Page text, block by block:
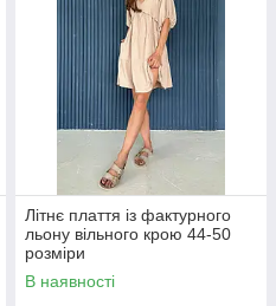
Літнє плаття із фактурного
льону вільного крою 44-50
розміри
В наявності